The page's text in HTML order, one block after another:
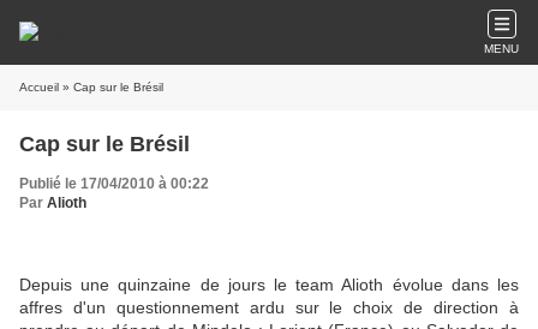
MENU
Accueil » Cap sur le Brésil
Cap sur le Brésil
Publié le 17/04/2010 à 00:22
Par Alioth
Depuis une quinzaine de jours le team Alioth évolue dans les
affres d'un questionnement ardu sur le choix de direction à